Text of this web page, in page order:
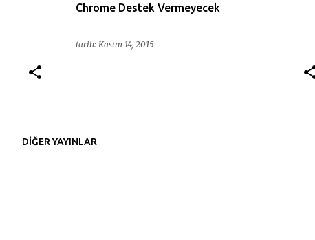
Chrome Destek Vermeyecek
tarih: Kasım 14, 2015
DIĞER YAYINLAR